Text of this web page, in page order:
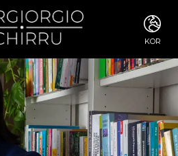
KOR
ITA
ENG
DEU
ESP
RUS
CHI